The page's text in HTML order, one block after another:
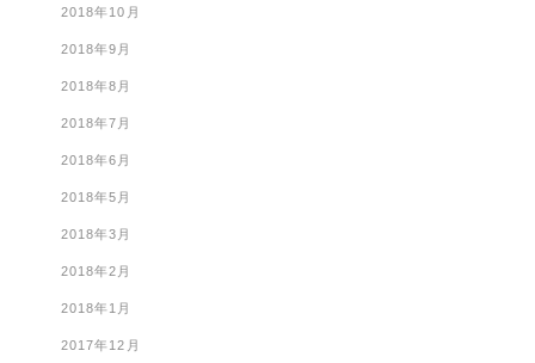
2018年10月
2018年9月
2018年8月
2018年7月
2018年6月
2018年5月
2018年3月
2018年2月
2018年1月
2017年12月